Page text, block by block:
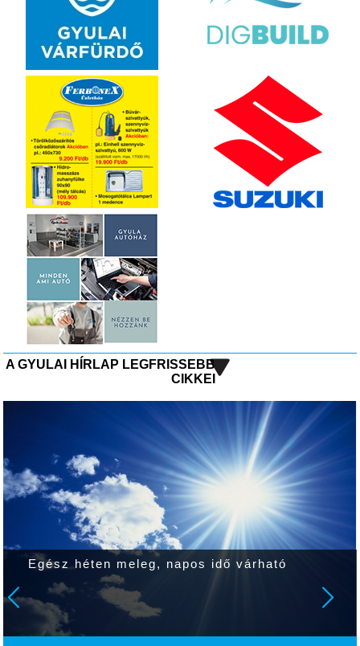
A GYULAI HÍRLAP LEGFRISSEBB
CIKKEI
Egész héten meleg, napos idő várható